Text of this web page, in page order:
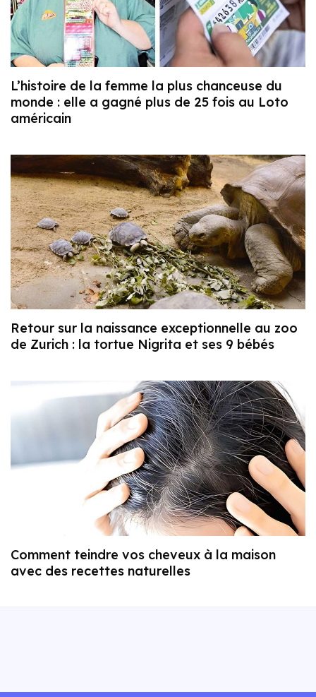
L’histoire de la femme la plus chanceuse du
monde : elle a gagné plus de 25 fois au Loto
américain
Retour sur la naissance exceptionnelle au zoo
de Zurich : la tortue Nigrita et ses 9 bébés
Comment teindre vos cheveux à la maison
avec des recettes naturelles